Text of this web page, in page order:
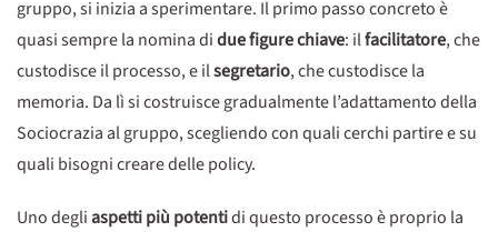
gruppo, si inizia a sperimentare. Il primo passo concreto è
quasi sempre la nomina didue figure chiave: ilfacilitatore, che
custodisce il processo, e ilsegretario, che custodisce la
memoria. Da lì si costruisce gradualmente l’adattamento della
Sociocrazia al gruppo, scegliendo con quali cerchi partire e su
quali bisogni creare delle policy.
Uno degliaspetti più potentidi questo processo è proprio la